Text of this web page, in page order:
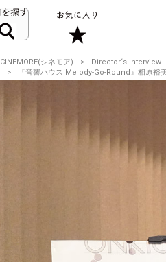
CINEMORE(シネモア)
Director‘s Interview
『音響ハウス Melody-Go-Round』相原